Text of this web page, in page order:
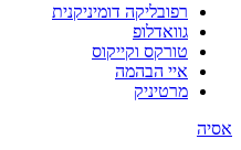
רפובליקה דומיניקנית
גוואדלופ
טורקס וקייקוס
איי הבהמה
מרטיניק
אסיה